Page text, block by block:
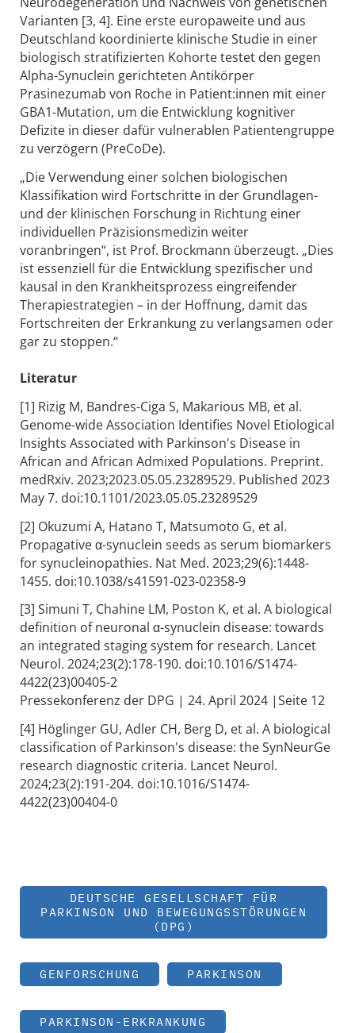
Varianten [3, 4]. Eine erste europaweite und aus
Deutschland koordinierte klinische Studie in einer
biologisch stratifizierten Kohorte testet den gegen
Alpha-Synuclein gerichteten Antikörper
Prasinezumab von Roche in Patient:innen mit einer
GBA1-Mutation, um die Entwicklung kognitiver
Defizite in dieser dafür vulnerablen Patientengruppe
zu verzögern (PreCoDe).
„Die Verwendung einer solchen biologischen
Klassifikation wird Fortschritte in der Grundlagen-
und der klinischen Forschung in Richtung einer
individuellen Präzisionsmedizin weiter
voranbringen“, ist Prof. Brockmann überzeugt. „Dies
ist essenziell für die Entwicklung spezifischer und
kausal in den Krankheitsprozess eingreifender
Therapiestrategien – in der Hoffnung, damit das
Fortschreiten der Erkrankung zu verlangsamen oder
gar zu stoppen.“
Literatur
[1] Rizig M, Bandres-Ciga S, Makarious MB, et al.
Genome-wide Association Identifies Novel Etiological
Insights Associated with Parkinson's Disease in
African and African Admixed Populations. Preprint.
medRxiv. 2023;2023.05.05.23289529. Published 2023
May 7. doi:10.1101/2023.05.05.23289529
[2] Okuzumi A, Hatano T, Matsumoto G, et al.
Propagative α-synuclein seeds as serum biomarkers
for synucleinopathies. Nat Med. 2023;29(6):1448-
1455. doi:10.1038/s41591-023-02358-9
[3] Simuni T, Chahine LM, Poston K, et al. A biological
definition of neuronal α-synuclein disease: towards
an integrated staging system for research. Lancet
Neurol. 2024;23(2):178-190. doi:10.1016/S1474-
4422(23)00405-2
Pressekonferenz der DPG | 24. April 2024 |Seite 12
[4] Höglinger GU, Adler CH, Berg D, et al. A biological
classification of Parkinson's disease: the SynNeurGe
research diagnostic criteria. Lancet Neurol.
2024;23(2):191-204. doi:10.1016/S1474-
4422(23)00404-0
DEUTSCHE GESELLSCHAFT FÜR
PARKINSON UND BEWEGUNGSSTÖRUNGEN
(DPG)
GENFORSCHUNG PARKINSON
PARKINSON-ERKRANKUNG